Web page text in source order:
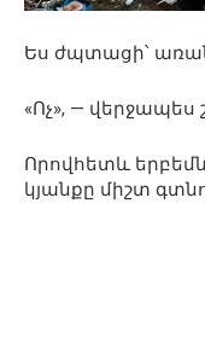
Ես ժպտացի՝
«Ոչ», — վերջապես
Որովհետև
կյանքը միշտ